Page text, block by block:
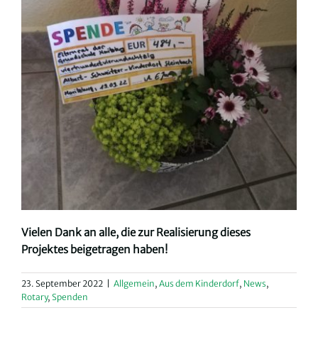
Vielen Dank an alle, die zur Realisierung dieses
Projektes beigetragen haben!
23. September 2022 Allgemein, Aus dem Kinderdorf, News,
Rotary, Spenden